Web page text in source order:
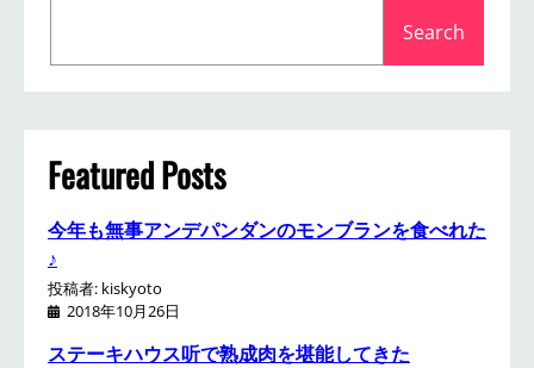
a
r
c
h
Search
Featured Posts
今年も無事アンデパンダンのモンブランを食べれた
♪
投稿者: kiskyoto
2018年10月26日
ステーキハウス听で熟成肉を堪能してきた